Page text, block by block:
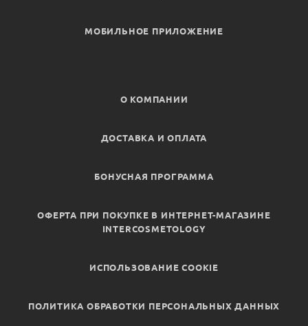
МОБИЛЬНОЕ ПРИЛОЖЕНИЕ
О КОМПАНИИ
ДОСТАВКА И ОПЛАТА
БОНУСНАЯ ПРОГРАММА
ОФЕРТА ПРИ ПОКУПКЕ В ИНТЕРНЕТ-МАГАЗИНЕ
INTERCOSMETOLOGY
ИСПОЛЬЗОВАНИЕ COOKIE
ПОЛИТИКА ОБРАБОТКИ ПЕРСОНАЛЬНЫХ ДАННЫХ